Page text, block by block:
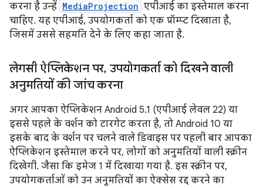
करना है उन्हें MediaProjection एपीआई का इस्तेमाल करना
चाहिए. यह एपीआई, उपयोगकर्ता को एक प्रॉम्प्ट दिखाता है,
जिसमें उससे सहमति देने के लिए कहा जाता है.
लेगसी ऐप्लिकेशन पर, उपयोगकर्ता को दिखने वाली
अनुमतियों की जांच करना
अगर आपका ऐप्लिकेशन Android 5.1 (एपीआई लेवल 22) या
इससे पहले के वर्शन को टारगेट करता है, तो Android 10 या
इसके बाद के वर्शन पर चलने वाले डिवाइस पर पहली बार आपका
ऐप्लिकेशन इस्तेमाल करने पर, लोगों को अनुमतियों वाली स्क्रीन
दिखेगी. जैसा कि इमेज 1 में दिखाया गया है. इस स्क्रीन पर,
उपयोगकर्ताओं को उन अनुमतियों का ऐक्सेस रद्द करने का